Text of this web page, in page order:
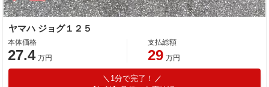
ヤマハ ジョグ１２５
本体価格
27.4 万円
支払総額
29 万円
1分で完了！